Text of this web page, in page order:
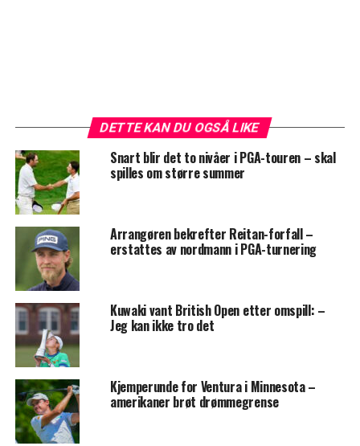
DETTE KAN DU OGSÅ LIKE
Snart blir det to nivåer i PGA-touren – skal
spilles om større summer
Arrangøren bekrefter Reitan-forfall –
erstattes av nordmann i PGA-turnering
Kuwaki vant British Open etter omspill: –
Jeg kan ikke tro det
Kjemperunde for Ventura i Minnesota –
amerikaner brøt drømmegrense